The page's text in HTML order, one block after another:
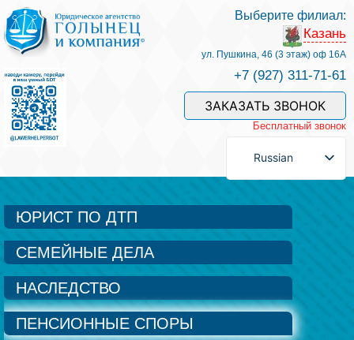
Услуги и наши специалисты
Оплата услуг
Задать вопрос
Контакты
Отзывы
Полезные статьи
Выберите филиал:
Казань
ул. Пушкина, 46 (3 этаж) оф 16А
+7 (927) 311-71-61
ЗАКАЗАТЬ ЗВОНОК
Бесплатный звонок
Russian
ЮРИСТ ПО ДТП
СЕМЕЙНЫЕ ДЕЛА
НАСЛЕДСТВО
ПЕНСИОННЫЕ СПОРЫ